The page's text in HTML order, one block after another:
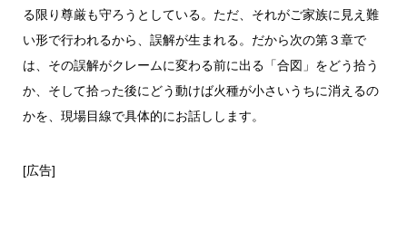
る限り尊厳も守ろうとしている。ただ、それがご家族に見え難
い形で行われるから、誤解が生まれる。だから次の第３章で
は、その誤解がクレームに変わる前に出る「合図」をどう拾う
か、そして拾った後にどう動けば火種が小さいうちに消えるの
かを、現場目線で具体的にお話しします。
[広告]